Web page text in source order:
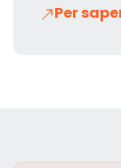
Per